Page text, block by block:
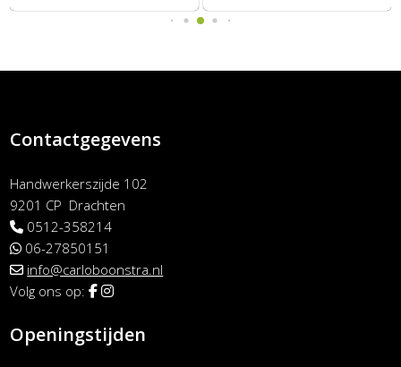
Contactgegevens
Handwerkerszijde 102
9201 CP Drachten
0512-358214
06-27850151
info@carloboonstra.nl
Volg ons op:
Openingstijden